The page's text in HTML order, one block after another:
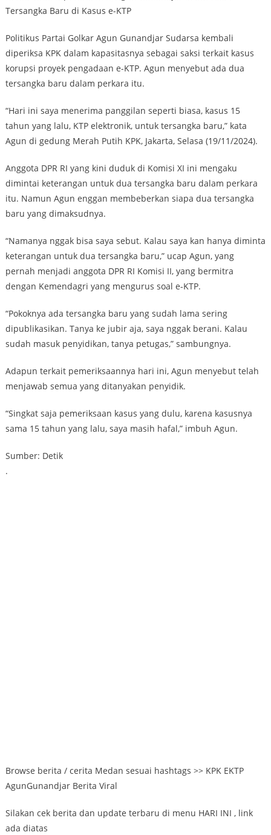
Tersangka Baru di Kasus e-KTP
Politikus Partai Golkar Agun Gunandjar Sudarsa kembali
diperiksa KPK dalam kapasitasnya sebagai saksi terkait kasus
korupsi proyek pengadaan e-KTP. Agun menyebut ada dua
tersangka baru dalam perkara itu.
“Hari ini saya menerima panggilan seperti biasa, kasus 15
tahun yang lalu, KTP elektronik, untuk tersangka baru,” kata
Agun di gedung Merah Putih KPK, Jakarta, Selasa (19/11/2024).
Anggota DPR RI yang kini duduk di Komisi XI ini mengaku
dimintai keterangan untuk dua tersangka baru dalam perkara
itu. Namun Agun enggan membeberkan siapa dua tersangka
baru yang dimaksudnya.
“Namanya nggak bisa saya sebut. Kalau saya kan hanya diminta
keterangan untuk dua tersangka baru,” ucap Agun, yang
pernah menjadi anggota DPR RI Komisi II, yang bermitra
dengan Kemendagri yang mengurus soal e-KTP.
“Pokoknya ada tersangka baru yang sudah lama sering
dipublikasikan. Tanya ke jubir aja, saya nggak berani. Kalau
sudah masuk penyidikan, tanya petugas,” sambungnya.
Adapun terkait pemeriksaannya hari ini, Agun menyebut telah
menjawab semua yang ditanyakan penyidik.
“Singkat saja pemeriksaan kasus yang dulu, karena kasusnya
sama 15 tahun yang lalu, saya masih hafal,” imbuh Agun.
Sumber: Detik
.
Browse berita / cerita Medan sesuai hashtags >> KPK EKTP
AgunGunandjar Berita Viral
Silakan cek berita dan update terbaru di menu HARI INI , link
ada diatas